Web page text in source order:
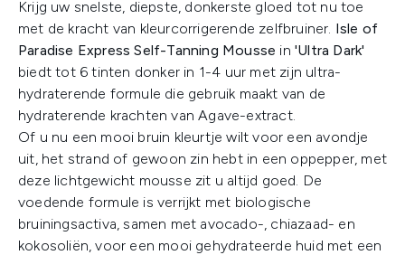
Krijg uw snelste, diepste, donkerste gloed tot nu toe
met de kracht van kleurcorrigerende zelfbruiner. Isle of
Paradise Express Self-Tanning Mousse in'Ultra Dark'
biedt tot 6 tinten donker in 1-4 uur met zijn ultra-
hydraterende formule die gebruik maakt van de
hydraterende krachten van Agave-extract.
Of u nu een mooi bruin kleurtje wilt voor een avondje
uit, het strand of gewoon zin hebt in een oppepper, met
deze lichtgewicht mousse zit u altijd goed. De
voedende formule is verrijkt met biologische
bruiningsactiva, samen met avocado-, chiazaad- en
kokosoliën, voor een mooi gehydrateerde huid met een